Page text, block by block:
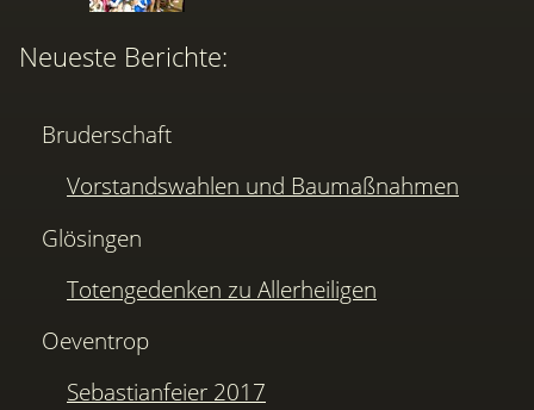
Neueste Berichte:
Bruderschaft
Vorstandswahlen und Baumaßnahmen
Glösingen
Totengedenken zu Allerheiligen
Oeventrop
Sebastianfeier 2017